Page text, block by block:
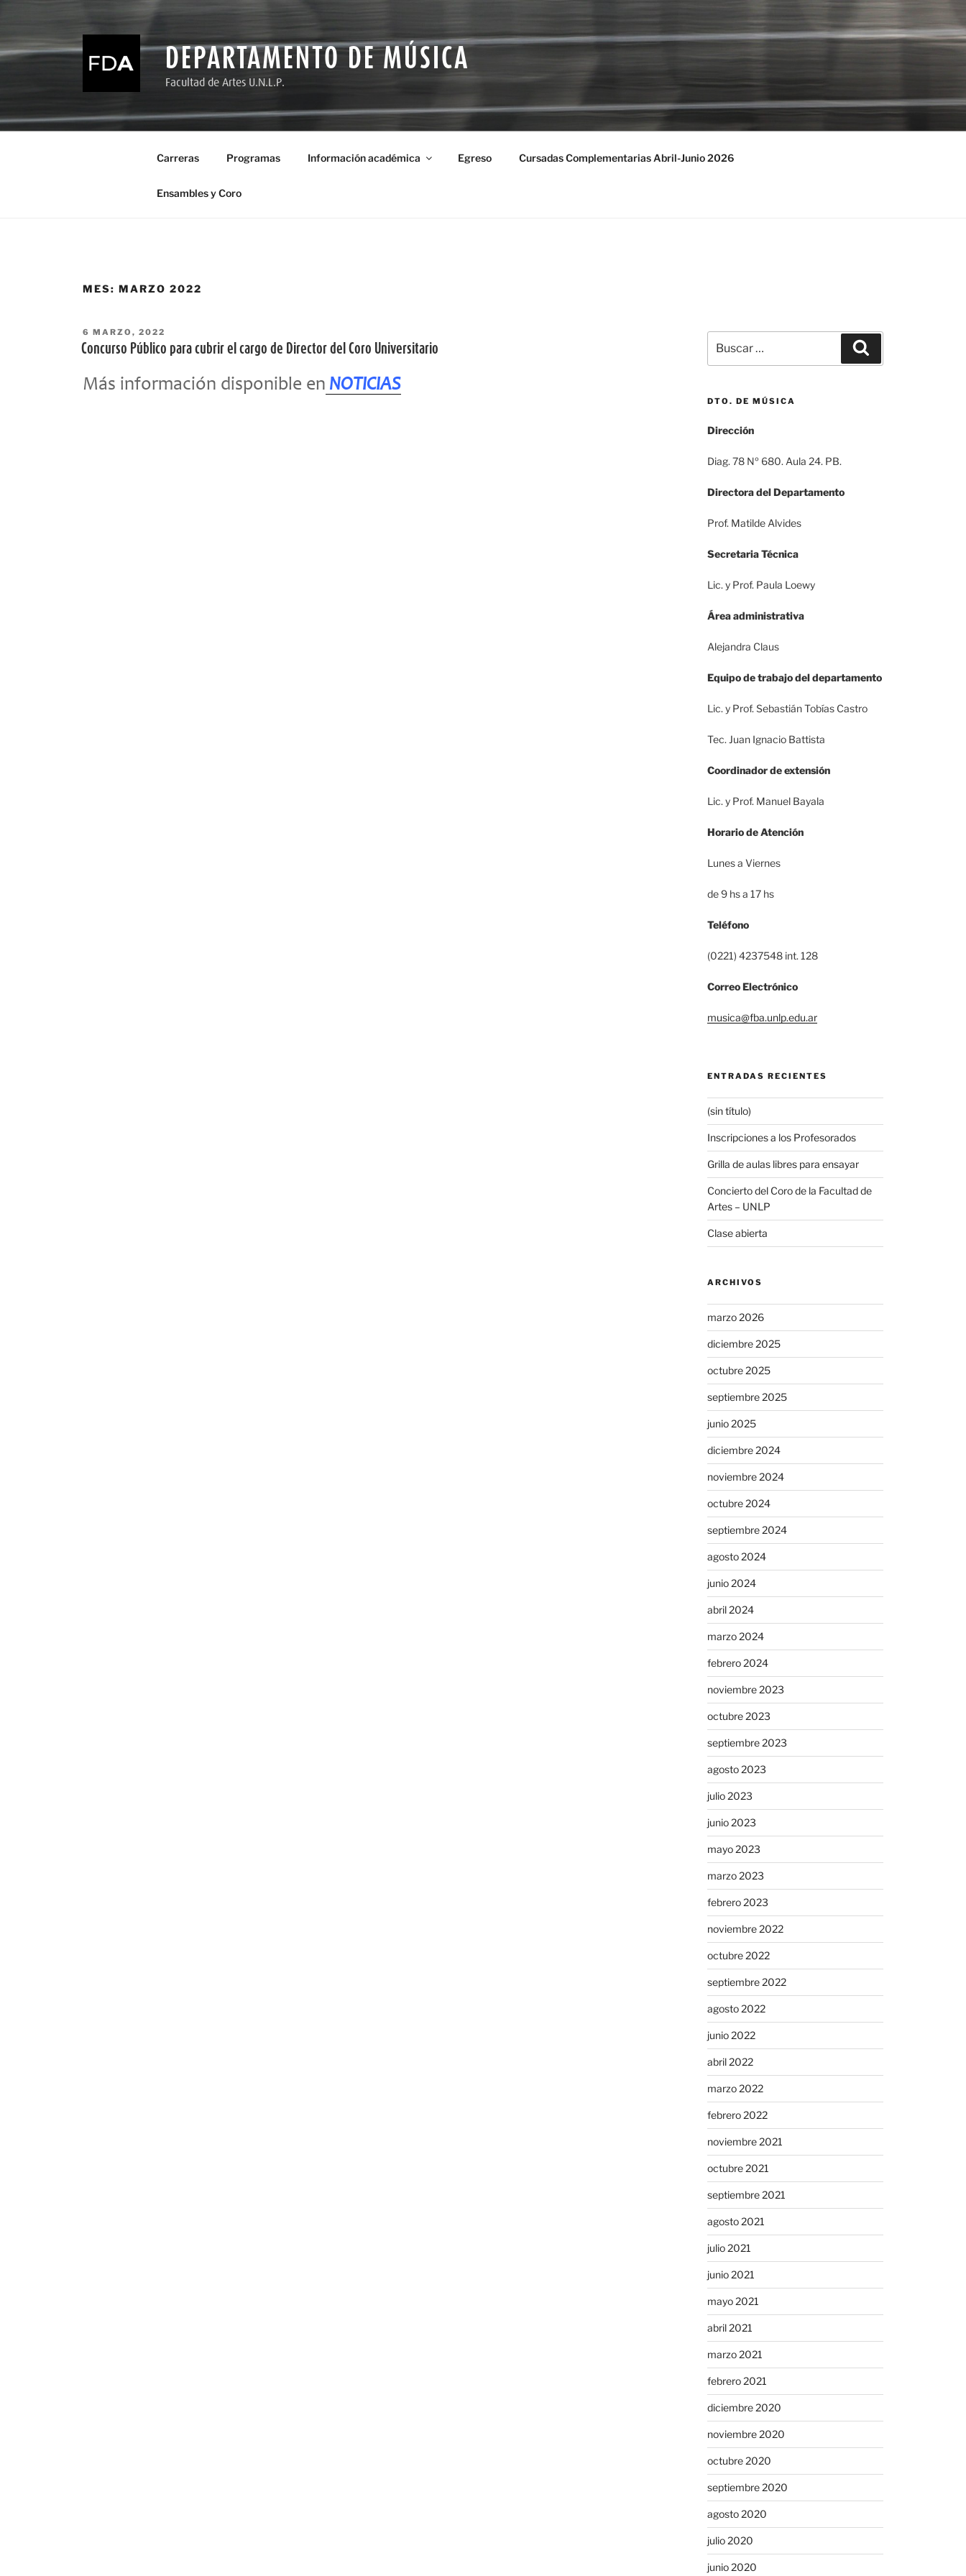
contenido
DEPARTAMENTO DE MÚSICA
Facultad de Artes U.N.L.P.
Carreras Programas Información académica Egreso Cursadas Complementarias Abril-Junio 2026
Ensambles y Coro
MES:MARZO 2022
PUBLICADO
EL
6 MARZO, 2022
Concurso Público para cubrir el cargo de Director del Coro Universitario
Más información disponible en NOTICIAS
por:
DTO. DE MÚSICA
Dirección
Diag. 78 Nº 680. Aula 24. PB.
Directora del Departamento
Prof. Matilde Alvides
Secretaria Técnica
Lic. y Prof. Paula Loewy
Área administrativa
Alejandra Claus
Equipo de trabajo del departamento
Lic. y Prof. Sebastián Tobías Castro
Tec. Juan Ignacio Battista
Coordinador de extensión
Lic. y Prof. Manuel Bayala
Horario de Atención
Lunes a Viernes
de 9 hs a 17 hs
Teléfono
(0221) 4237548 int. 128
Correo Electrónico
musica@fba.unlp.edu.ar
ENTRADAS RECIENTES
(sin título)
Inscripciones a los Profesorados
Grilla de aulas libres para ensayar
Concierto del Coro de la Facultad de
Artes – UNLP
Clase abierta
ARCHIVOS
marzo 2026
diciembre 2025
octubre 2025
septiembre 2025
junio 2025
diciembre 2024
noviembre 2024
octubre 2024
septiembre 2024
agosto 2024
junio 2024
abril 2024
marzo 2024
febrero 2024
noviembre 2023
octubre 2023
septiembre 2023
agosto 2023
julio 2023
junio 2023
mayo 2023
marzo 2023
febrero 2023
noviembre 2022
octubre 2022
septiembre 2022
agosto 2022
junio 2022
abril 2022
marzo 2022
febrero 2022
noviembre 2021
octubre 2021
septiembre 2021
agosto 2021
julio 2021
junio 2021
mayo 2021
abril 2021
marzo 2021
febrero 2021
diciembre 2020
noviembre 2020
octubre 2020
septiembre 2020
agosto 2020
julio 2020
junio 2020